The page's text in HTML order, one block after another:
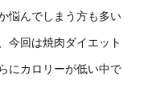
悩んでしまう方も多い
今回は焼肉ダイエット
にカロリーが低い中で